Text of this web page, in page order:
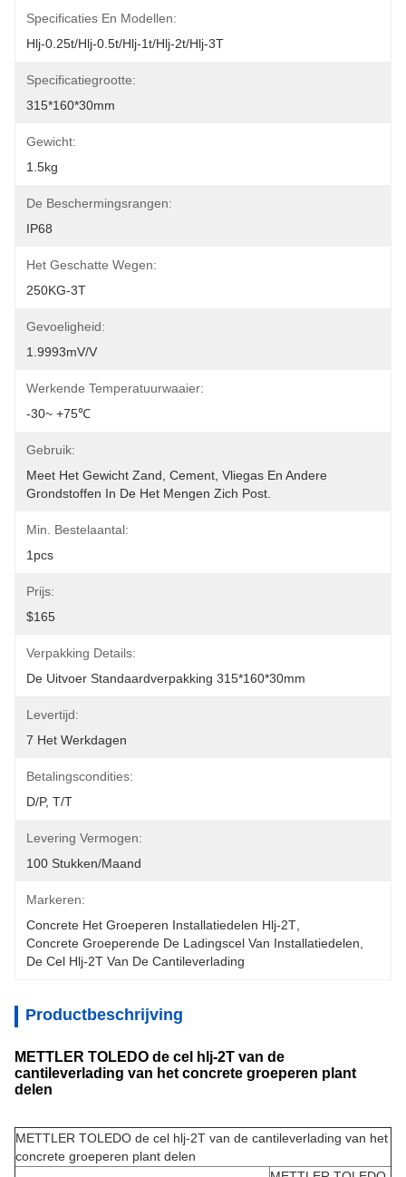
Specificaties En Modellen:
Hlj-0.25t/hlj-0.5t/hlj-1t/hlj-2t/hlj-3T
Specificatiegrootte:
315*160*30mm
Gewicht:
1.5kg
De Beschermingsrangen:
IP68
Het Geschatte Wegen:
250KG-3T
Gevoeligheid:
1.9993mV/V
Werkende Temperatuurwaaier:
-30~ +75℃
Gebruik:
Meet Het Gewicht Zand, Cement, Vliegas En Andere
Grondstoffen In De Het Mengen Zich Post.
Min. Bestelaantal:
1pcs
Prijs:
$165
Verpakking Details:
De Uitvoer Standaardverpakking 315*160*30mm
Levertijd:
7 Het Werkdagen
Betalingscondities:
D/P, T/T
Levering Vermogen:
100 Stukken/maand
Markeren:
Concrete Het Groeperen Installatiedelen Hlj-2T
Concrete Groeperende De Ladingscel Van Installatiedelen
De Cel Hlj-2T Van De Cantileverlading
Productbeschrijving
METTLER TOLEDO de cel hlj-2T van de
cantileverlading van het concrete groeperen plant
delen
METTLER TOLEDO de cel hlj-2T van de cantileverlading van het
concrete groeperen plant delen